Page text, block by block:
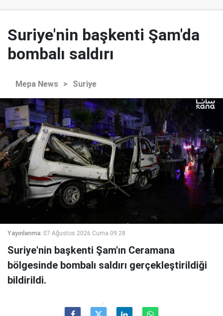
Suriye'nin başkenti Şam'da
bombalı saldırı
Mepa News > Suriye
Yayınlanma: 07 Ağustos 2026 Cuma 09:28
Suriye'nin başkenti Şam'ın Ceramana
bölgesinde bombalı saldırı gerçekleştirildiği
bildirildi.